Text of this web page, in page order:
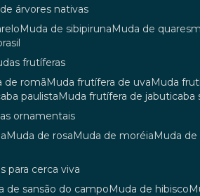
de árvores nativas
muda de sibipiruna muda de
frutíferas
de romã muda frutífera de uva muda
paulista muda frutífera de jabuticaba
ornamentais
muda de rosa muda de moréia muda
para cerca viva
de sansão do campo muda de hibisco